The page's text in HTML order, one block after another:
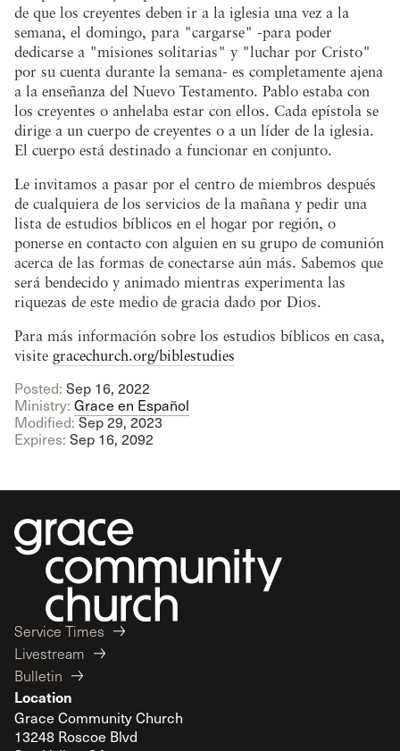
de que los creyentes deben ir a la iglesia una vez a la
semana, el domingo, para "cargarse" -para poder
dedicarse a "misiones solitarias" y "luchar por Cristo"
por su cuenta durante la semana- es completamente ajena
a la enseñanza del Nuevo Testamento. Pablo estaba con
los creyentes o anhelaba estar con ellos. Cada epístola se
dirige a un cuerpo de creyentes o a un líder de la iglesia.
El cuerpo está destinado a funcionar en conjunto.
Le invitamos a pasar por el centro de miembros después
de cualquiera de los servicios de la mañana y pedir una
lista de estudios bíblicos en el hogar por región, o
ponerse en contacto con alguien en su grupo de comunión
acerca de las formas de conectarse aún más. Sabemos que
será bendecido y animado mientras experimenta las
riquezas de este medio de gracia dado por Dios.
Para más información sobre los estudios bíblicos en casa,
visite gracechurch.org/biblestudies
Posted: Sep 16, 2022
Ministry: Grace en Español
Modified:Sep 29, 2023
Expires: Sep 16, 2092
Service Times
Livestream
Bulletin
Location
Grace Community Church
13248 Roscoe Blvd